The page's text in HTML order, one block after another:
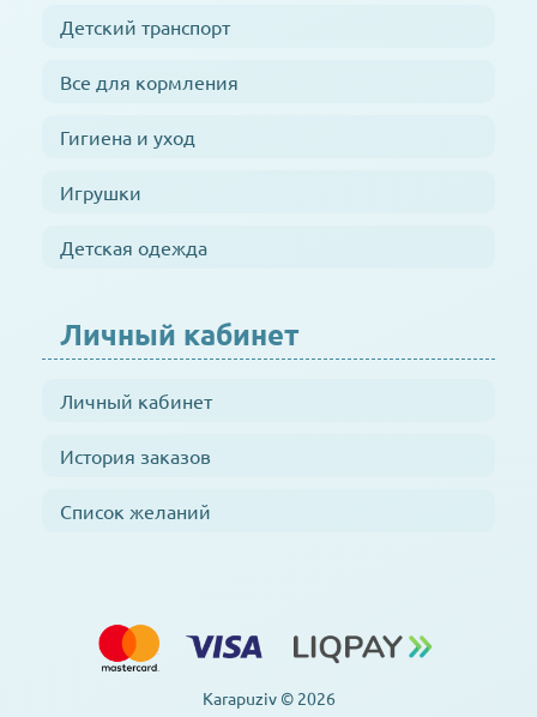
Детский транспорт
Все для кормления
Гигиена и уход
Игрушки
Детская одежда
Личный кабинет
Личный кабинет
История заказов
Список желаний
Karapuziv © 2026